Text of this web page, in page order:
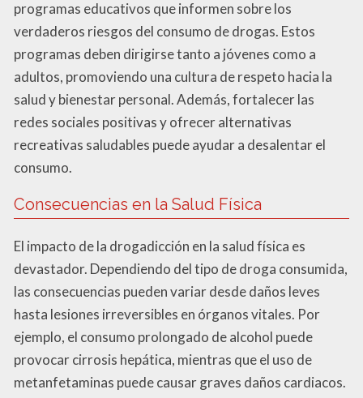
programas educativos que informen sobre los
verdaderos riesgos del consumo de drogas. Estos
programas deben dirigirse tanto a jóvenes como a
adultos, promoviendo una cultura de respeto hacia la
salud y bienestar personal. Además, fortalecer las
redes sociales positivas y ofrecer alternativas
recreativas saludables puede ayudar a desalentar el
consumo.
Consecuencias en la Salud Física
El impacto de la drogadicción en la salud física es
devastador. Dependiendo del tipo de droga consumida,
las consecuencias pueden variar desde daños leves
hasta lesiones irreversibles en órganos vitales. Por
ejemplo, el consumo prolongado de alcohol puede
provocar cirrosis hepática, mientras que el uso de
metanfetaminas puede causar graves daños cardiacos.